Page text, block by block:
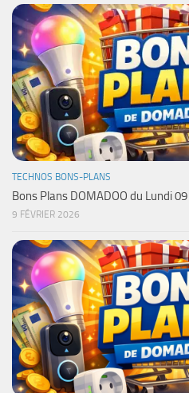
TECHNOS BONS-PLANS
Bons Plans DOMADOO du Lundi
9 FÉVRIER 2026